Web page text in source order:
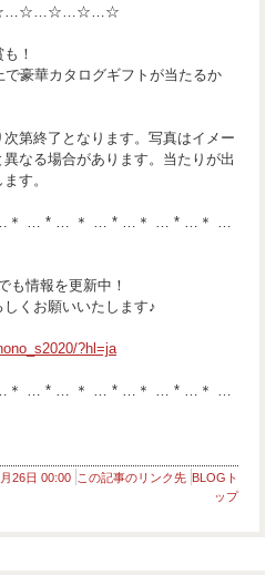
！
豪華カタログギフトが当たるか
第終了となります。写真はイメー
なる場合があります。当たりが出
す。
… * … ＊ … * …＊ … * …＊ …
も情報を更新中！
くお願いいたします♪
?hl=ja
… * … ＊ … * …＊ … * …＊ …
26日 00:00 この記事のリンク先 BLOGト
ップ